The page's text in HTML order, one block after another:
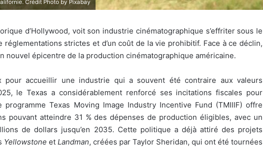
Crédit Photo by Pixabay
d’Hollywood, voit son industrie cinématographique s’effriter sous le
réglementations strictes et d’un coût de la vie prohibitif. Face à ce déclin,
nouvel épicentre de la production cinématographique américaine.
accueillir une industrie qui a souvent été contraire aux valeurs
le Texas a considérablement renforcé ses incitations fiscales pour
programme Texas Moving Image Industry Incentive Fund (TMIIIF) offre
pouvant atteindre 31 % des dépenses de production éligibles, avec un
de dollars jusqu’en 2035. Cette politique a déjà attiré des projets
Yellowstone et Landman, créées par Taylor Sheridan, qui ont été tournées